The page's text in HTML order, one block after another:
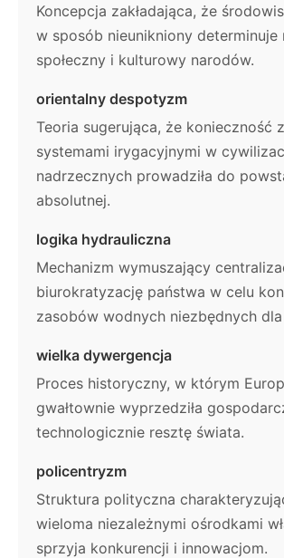
Koncepcja zakładająca, że
w sposób nieunikniony determinuje
społeczny i kulturowy narodów.
orientalny despotyzm
Teoria sugerująca, że konieczność
systemami irygacyjnymi w
nadrzecznych prowadziła do
absolutnej.
logika hydrauliczna
Mechanizm wymuszający
biurokratyzację państwa w celu
zasobów wodnych niezbędnych
wielka dywergencja
Proces historyczny, w którym
gwałtownie wyprzedziła
technologicznie resztę świata.
policentryzm
Struktura polityczna
wieloma niezależnymi ośrodkami
sprzyja konkurencji i innowacjom.